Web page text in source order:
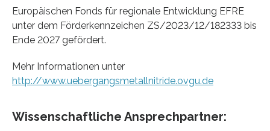
Europäischen Fonds für regionale Entwicklung EFRE
unter dem Förderkennzeichen ZS/2023/12/182333 bis
Ende 2027 gefördert.
Mehr Informationen unter
http://www.uebergangsmetallnitride.ovgu.de
Wissenschaftliche Ansprechpartner: